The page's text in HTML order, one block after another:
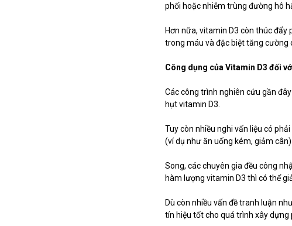
phổi hoặc nhiễm trùng đường hô
Hơn nữa, vitamin D3 còn thúc đẩy
trong máu và đặc biệt tăng cường
Công dụng của Vitamin D3 đối
Các công trình nghiên cứu gần
hụt vitamin D3.
Tuy còn nhiều nghi vấn liệu có
(ví dụ như ăn uống kém, giảm
Song, các chuyên gia đều công
hàm lượng vitamin D3 thì có thể
Dù còn nhiều vấn đề tranh luận
tín hiệu tốt cho quá trình xây dựng